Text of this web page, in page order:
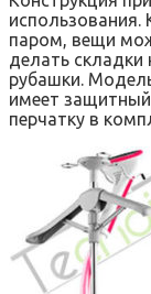
использования.
паром, вещи
делать складки
рубашки.
имеет
перчатку в